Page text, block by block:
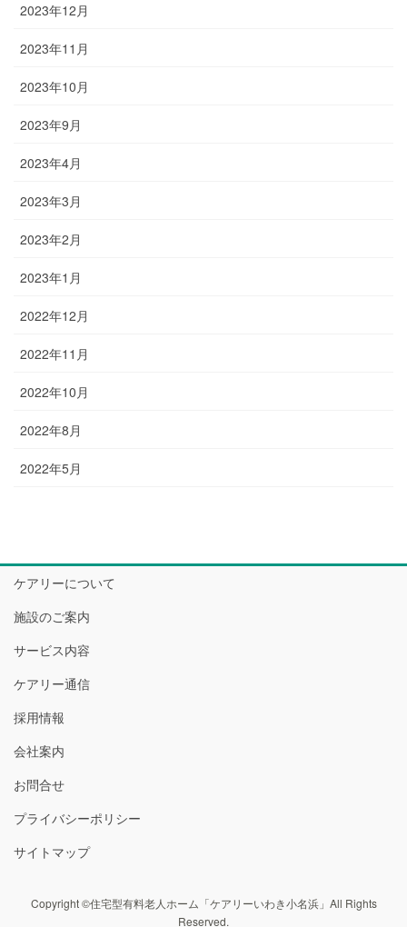
2023年12月
2023年11月
2023年10月
2023年9月
2023年4月
2023年3月
2023年2月
2023年1月
2022年12月
2022年11月
2022年10月
2022年8月
2022年5月
ケアリーについて
施設のご案内
サービス内容
ケアリー通信
採用情報
会社案内
お問合せ
プライバシーポリシー
サイトマップ
Copyright ©住宅型有料老人ホーム「ケアリーいわき小名浜」All Rights
Reserved.